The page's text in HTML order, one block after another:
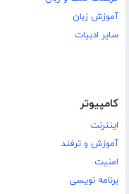
آموزش زبان
سایر ادبیات
کامپیوتر
اینترنت
آموزش و ترفند
امنیت
برنامه نویسی